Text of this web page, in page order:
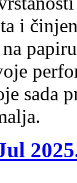
i
sada